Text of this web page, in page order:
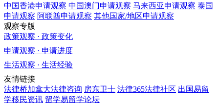
中国香港申请观察 中国澳门申请观察 马来西亚申请观察 泰国
申请观察 阿联酋申请观察 其他国家/地区申请观察
观察专版
政策观察 · 政策变化
申请观察 · 申请进度
生活观察 · 生活经验
友情链接
法律桥加拿大法律咨询 房东卫士 法律365法律社区 出国易留
学移民资讯 留学易留学论坛